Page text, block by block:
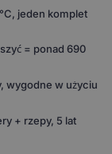
jeden komplet
= ponad 690
wygodne w użyciu
+ rzepy, 5 lat